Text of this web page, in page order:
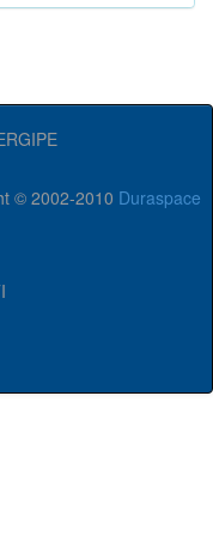
© 2002-2010 Duraspace